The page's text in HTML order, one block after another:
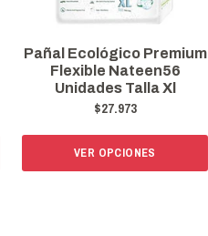
Pañal Ecológico Premium
Flexible Nateen56
Unidades Talla Xl
$27.973
VER OPCIONES